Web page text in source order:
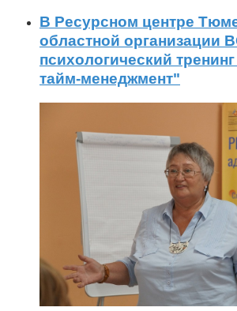
В Ресурсном центре
областной организации
психологический
тайм-менеджмент"